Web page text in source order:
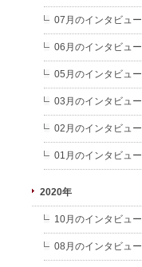
07月のインタビュー
06月のインタビュー
05月のインタビュー
03月のインタビュー
02月のインタビュー
01月のインタビュー
2020年
10月のインタビュー
08月のインタビュー